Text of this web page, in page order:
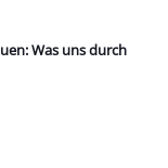
Was uns durch